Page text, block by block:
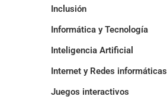
Inclusión
Informática y Tecnología
Inteligencia Artificial
Internet y Redes informáticas
Juegos interactivos